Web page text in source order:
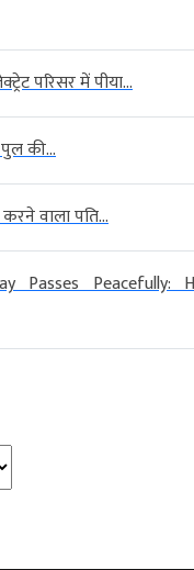
परिसर में पीया...
की...
करने वाला पति...
Passes Peacefully: